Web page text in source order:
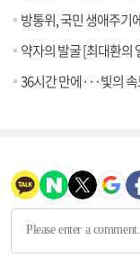
방통위, 국민 생애주기
약자의 발굴 [최대환의
36시간 만에···빛의